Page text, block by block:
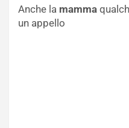
Anche la mamma
un appello